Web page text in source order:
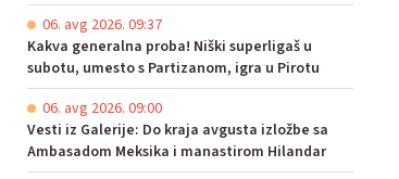
06. avg 2026. 09:37
Kakva generalna proba! Niški superligaš u
subotu, umesto s Partizanom, igra u Pirotu
06. avg 2026. 09:00
Vesti iz Galerije: Do kraja avgusta izložbe sa
Ambasadom Meksika i manastirom Hilandar